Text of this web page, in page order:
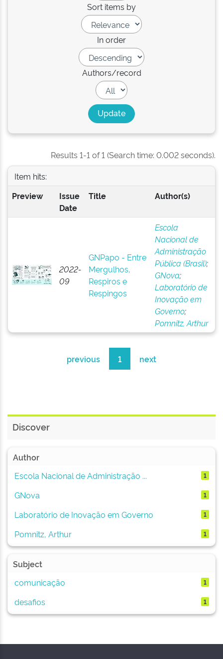
Sort items by
In order
Authors/record
Results 1-1 of 1 (Search time: 0.002 seconds).
Item hits:
Preview
Issue
Date
Title Author(s)
2022-
09
GNPapo - Entre
Mergulhos,
Respiros e
Respingos
Escola
Nacional de
Administração
Pública (Brasil);
GNova;
Laboratório de
Inovação em
Governo;
Pomnitz, Arthur
previous 1 next
Discover
Author
Escola Nacional de Administração ...
1
GNova 1
Laboratório de Inovação em Governo 1
Pomnitz, Arthur 1
Subject
comunicação
1
desafios 1